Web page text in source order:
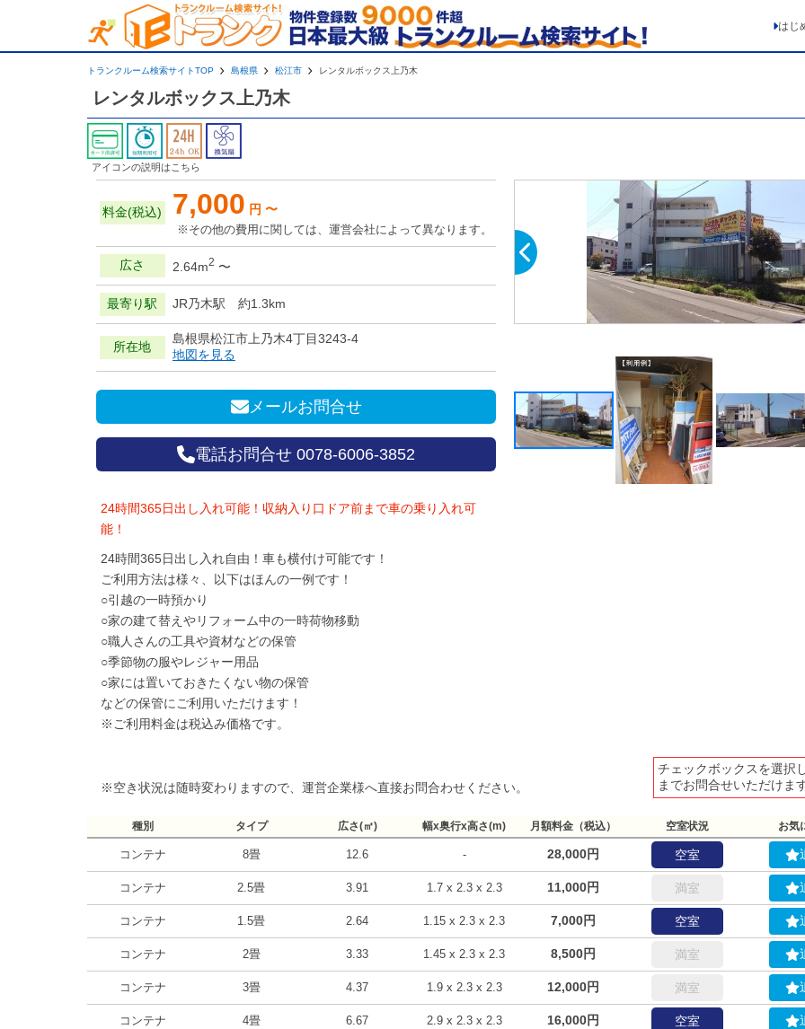
はじ
トランクルーム検索サイトTOP 島根県 松江市 レンタルボックス上乃木
レンタルボックス上乃木
アイコンの説明はこちら
料金(税込) 7,000 円 〜
※その他の費用に関しては、運営会社によって異なります。
広さ 2.64m2 〜
最寄り駅 JR乃木駅 約1.3km
所在地
島根県松江市上乃木4丁目3243-4
地図を見る
メールお問合せ
電話お問合せ 0078-6006-3852
24時間365日出し入れ可能！収納入り口ドア前まで車の乗り入れ可
能！
24時間365日出し入れ自由！車も横付け可能です！
ご利用方法は様々、以下はほんの一例です！
○引越の一時預かり
○家の建て替えやリフォーム中の一時荷物移動
○職人さんの工具や資材などの保管
○季節物の服やレジャー用品
○家には置いておきたくない物の保管
などの保管にご利用いただけます！
※ご利用料金は税込み価格です。
※空き状況は随時変わりますので、運営企業様へ直接お問合わせください。
チェックボックスを選択
までお問合せいただけま
種別 タイプ 広さ(㎡) 幅x奥行x高さ(m) 月額料金（税込） 空室状況 お気
コンテナ 8畳 12.6 - 28,000円 空室
コンテナ 2.5畳 3.91 1.7 x 2.3 x 2.3 11,000円 満室
コンテナ 1.5畳 2.64 1.15 x 2.3 x 2.3 7,000円 空室
コンテナ 2畳 3.33 1.45 x 2.3 x 2.3 8,500円 満室
コンテナ 3畳 4.37 1.9 x 2.3 x 2.3 12,000円 満室
コンテナ 4畳 6.67 2.9 x 2.3 x 2.3 16,000円 空室